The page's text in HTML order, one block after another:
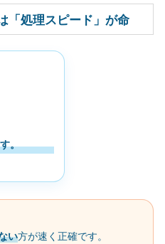
処理スピード」が命
。
い方が速く正確です。